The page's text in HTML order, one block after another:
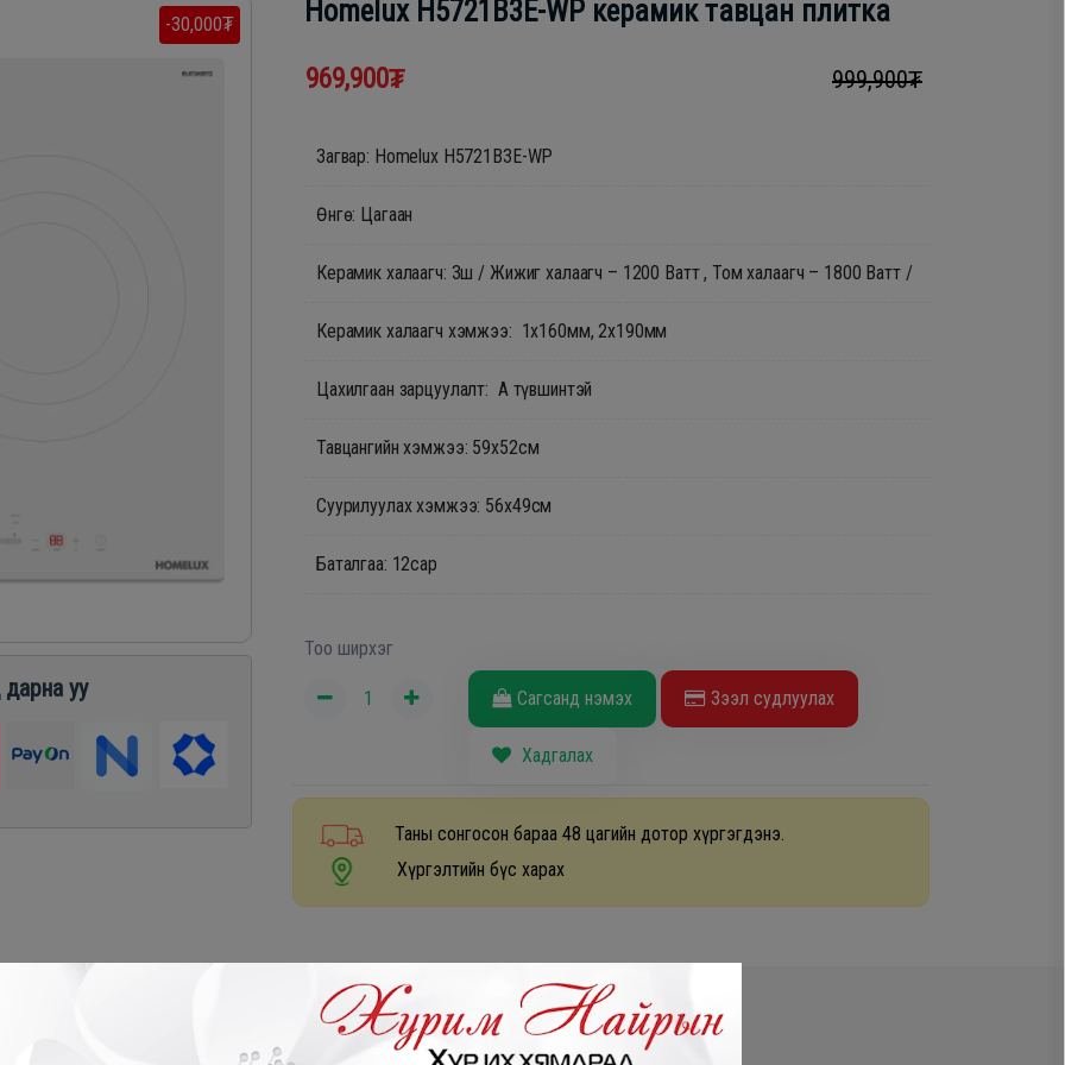
-30,000₮
уу
Homelux H5721B3E-WP керамик тавцан плитка
969,900₮ 999,900₮
Загвар: Homelux H5721B3E-WP
Өнгө: Цагаан
Керамик халаагч: 3ш / Жижиг халаагч – 1200 Ватт , Том халаагч – 1800 Ватт /
Керамик халаагч хэмжээ: 1х160мм, 2х190мм
Цахилгаан зарцуулалт: А түвшинтэй
Тавцангийн хэмжээ: 59x52см
Суурилуулах хэмжээ: 56x49см
Баталгаа: 12сар
Тоо ширхэг
Сагсанд нэмэх Зээл судлуулах
Хадгалах
Таны сонгосон бараа 48 цагийн дотор хүргэгдэнэ.
Хүргэлтийн бүс харах